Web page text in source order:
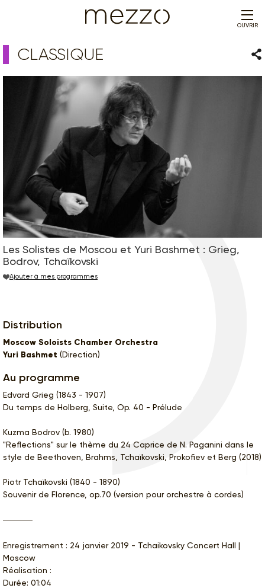
OUVRIR
CLASSIQUE
Les Solistes de Moscou et Yuri Bashmet : Grieg,
Bodrov, Tchaïkovski
Ajouter à mes programmes
Distribution
Moscow Soloists Chamber Orchestra
Yuri Bashmet (Direction)
Au programme
Edvard Grieg (1843 - 1907)
Du temps de Holberg, Suite, Op. 40 - Prélude
Kuzma Bodrov (b. 1980)
"Reflections" sur le thème du 24 Caprice de N. Paganini dans le
style de Beethoven, Brahms, Tchaïkovski, Prokofiev et Berg (2018)
Piotr Tchaïkovski (1840 - 1890)
Souvenir de Florence, op.70 (version pour orchestre à cordes)
Enregistrement : 24 janvier 2019 - Tchaikovsky Concert Hall |
Moscow
Réalisation :
Durée: 01:04